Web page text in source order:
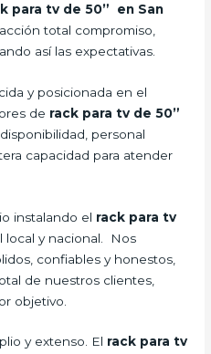
para tv de 50” en San
total compromiso,
así las expectativas.
y posicionada en el
de rack para tv de 50”
personal
capacidad para atender
instalando el rack para tv
local y nacional. Nos
confiables y honestos,
de nuestros clientes,
objetivo.
y extenso. El rack para tv